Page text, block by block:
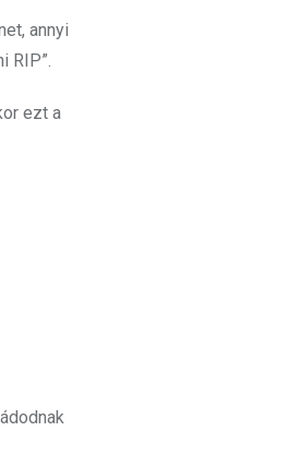
annyi
RIP”.
ezt a